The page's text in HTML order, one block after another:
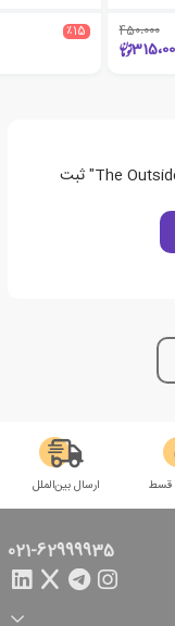
450،000 ٪15
اولین نفری باشید که نظر خود را درباره "کتاب The Outsiders" ثبت
ارسال بین‌الملل
021-62999935